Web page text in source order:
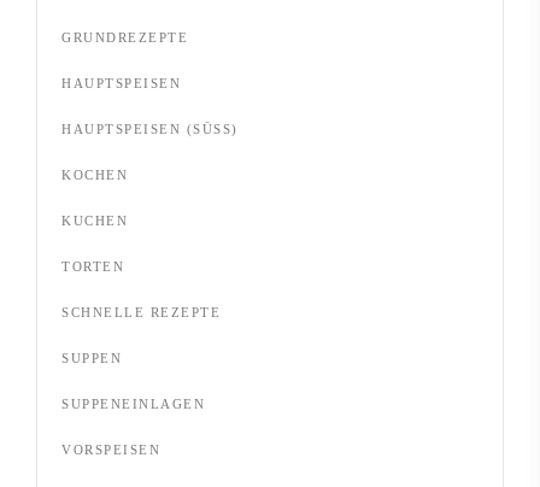
GRUNDREZEPTE
HAUPTSPEISEN
HAUPTSPEISEN (SÜSS)
KOCHEN
KUCHEN
TORTEN
SCHNELLE REZEPTE
SUPPEN
SUPPENEINLAGEN
VORSPEISEN